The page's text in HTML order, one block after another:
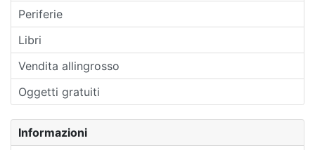
Periferie
Libri
Vendita allingrosso
Oggetti gratuiti
Informazioni